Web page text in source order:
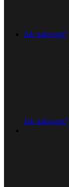
Jak nakoupit?
Jak nakoupit?